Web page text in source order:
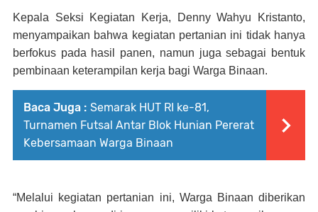
Kepala Seksi Kegiatan Kerja, Denny Wahyu Kristanto,
menyampaikan bahwa kegiatan pertanian ini tidak hanya
berfokus pada hasil panen, namun juga sebagai bentuk
pembinaan keterampilan kerja bagi Warga Binaan.
Baca Juga : Semarak HUT RI ke-81,
Turnamen Futsal Antar Blok Hunian Pererat
Kebersamaan Warga Binaan
“Melalui kegiatan pertanian ini, Warga Binaan diberikan